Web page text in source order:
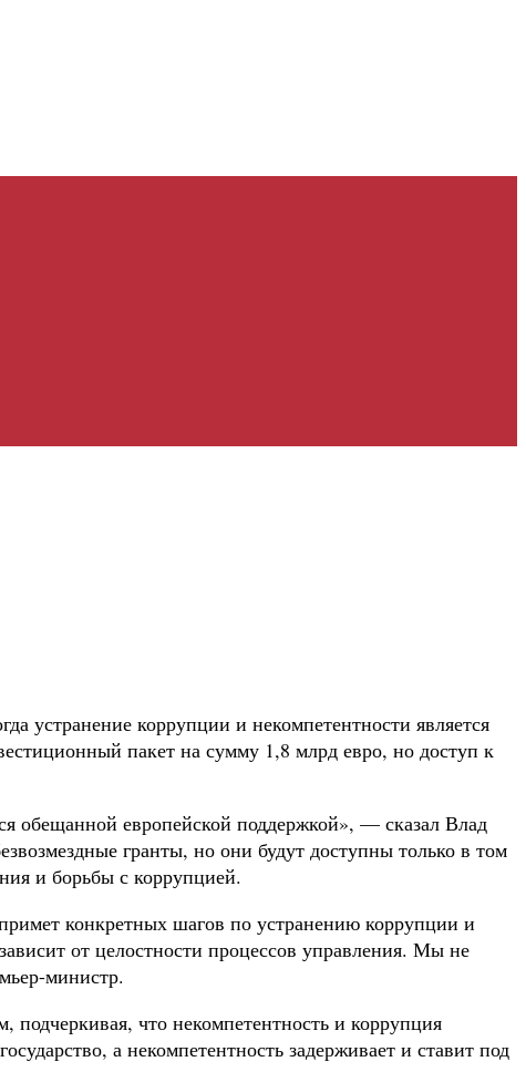
коррупции и некомпетентности является
пакет на сумму 1,8 млрд евро, но доступ к
обещанной европейской поддержкой», — сказал Влад
гранты, но они будут доступны только в том
и борьбы с коррупцией.
конкретных шагов по устранению коррупции и
от целостности процессов управления. Мы не
министр.
подчеркивая, что некомпетентность и коррупция
а некомпетентность задерживает и ставит под